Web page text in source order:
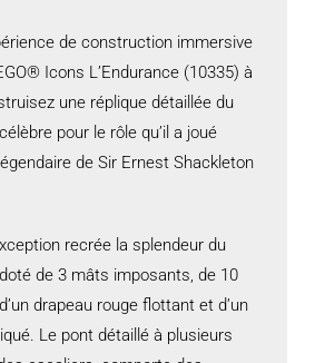
de construction immersive
Icons L’Endurance (10335) à
une réplique détaillée du
pour le rôle qu’il a joué
de Sir Ernest Shackleton
recrée la splendeur du
de 3 mâts imposants, de 10
drapeau rouge flottant et d’un
Le pont détaillé à plusieurs